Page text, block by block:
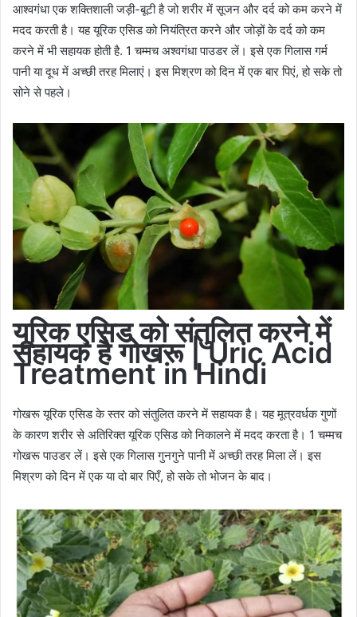
आश्वगंधा एक शक्तिशाली जड़ी-बूटी है जो शरीर में सूजन और दर्द को कम करने में
मदद करती है। यह यूरिक एसिड को नियंत्रित करने और जोड़ों के दर्द को कम
करने में भी सहायक होती है. 1 चम्मच अश्वगंधा पाउडर लें। इसे एक गिलास गर्म
पानी या दूध में अच्छी तरह मिलाएं। इस मिश्रण को दिन में एक बार पिएं, हो सके तो
सोने से पहले।
यूरिक एसिड को संतुलित करने में
सहायक है गोखरू | Uric Acid
Treatment in Hindi
गोखरू यूरिक एसिड के स्तर को संतुलित करने में सहायक है। यह मूत्रवर्धक गुणों
के कारण शरीर से अतिरिक्त यूरिक एसिड को निकालने में मदद करता है। 1 चम्मच
गोखरू पाउडर लें। इसे एक गिलास गुनगुने पानी में अच्छी तरह मिला लें। इस
मिश्रण को दिन में एक या दो बार पिएँ, हो सके तो भोजन के बाद।